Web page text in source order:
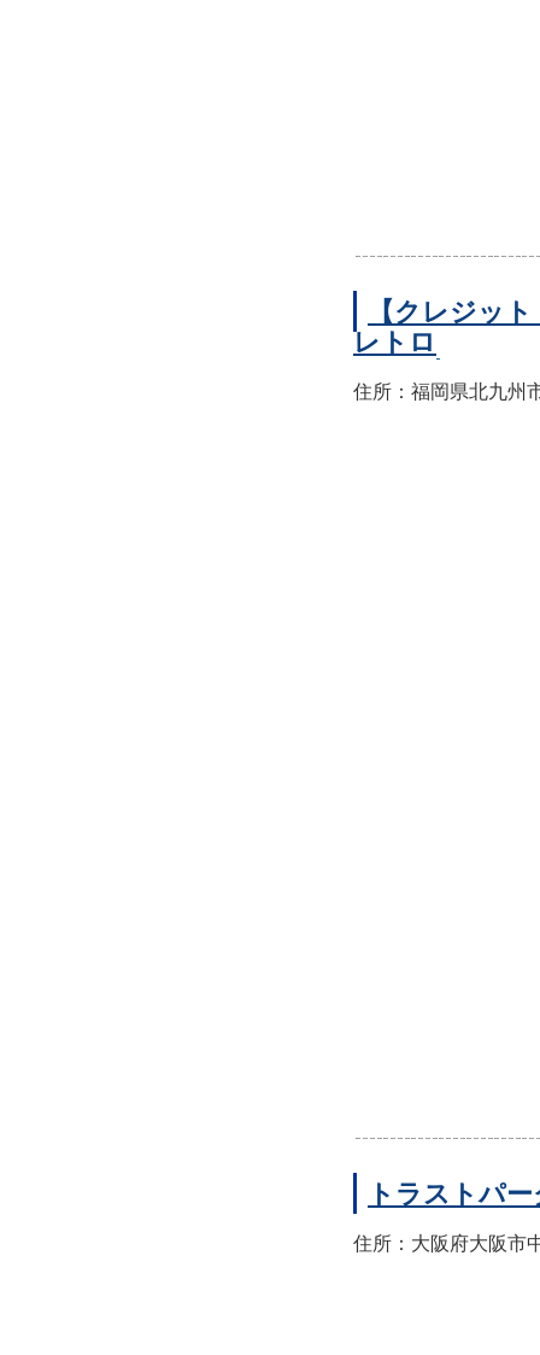
【クレジッ
レトロ
住所：福岡県北九州
トラストパ
住所：大阪府大阪市